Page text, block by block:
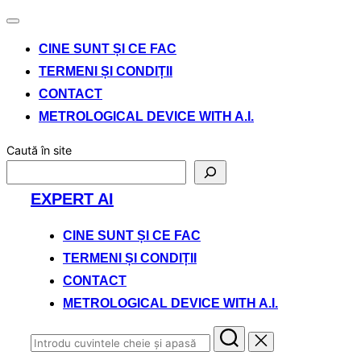
Comută
CINE SUNT ȘI CE FAC
TERMENI ȘI CONDIȚII
CONTACT
METROLOGICAL DEVICE WITH A.I.
Caută în site
EXPERT AI
CINE SUNT ȘI CE FAC
TERMENI ȘI CONDIȚII
CONTACT
METROLOGICAL DEVICE WITH A.I.
Caută
după: